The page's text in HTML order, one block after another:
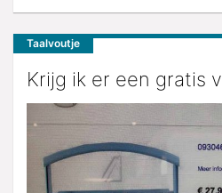
Taalvoutje
Krijg ik er een gratis